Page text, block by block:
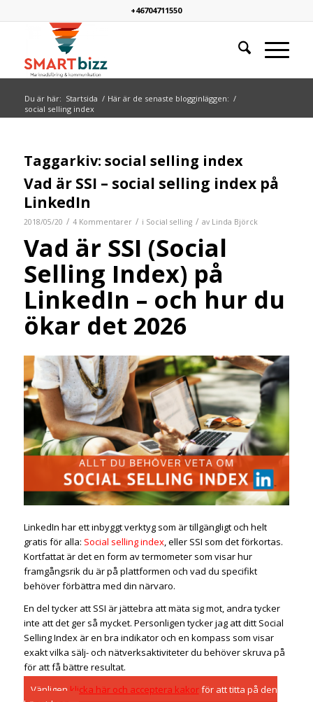
+46704711550
Du är här: Startsida / Här är de senaste blogginläggen: /
social selling index
Taggarkiv: social selling index
Vad är SSI – social selling index på
LinkedIn
2018/05/20 / 4 Kommentarer / i Social selling / av Linda Björck
Vad är SSI (Social
Selling Index) på
LinkedIn – och hur du
ökar det 2026
LinkedIn har ett inbyggt verktyg som är tillgängligt och helt
gratis för alla: Social selling index, eller SSI som det förkortas.
Kortfattat är det en form av termometer som visar hur
framgångsrik du är på plattformen och vad du specifikt
behöver förbättra med din närvaro.
En del tycker att SSI är jättebra att mäta sig mot, andra tycker
inte att det ger så mycket. Personligen tycker jag att ditt Social
Selling Index är en bra indikator och en kompass som visar
exakt vilka sälj- och nätverksaktiviteter du behöver skruva på
för att få bättre resultat.
Vänligen klicka här och acceptera kakorför att titta på den